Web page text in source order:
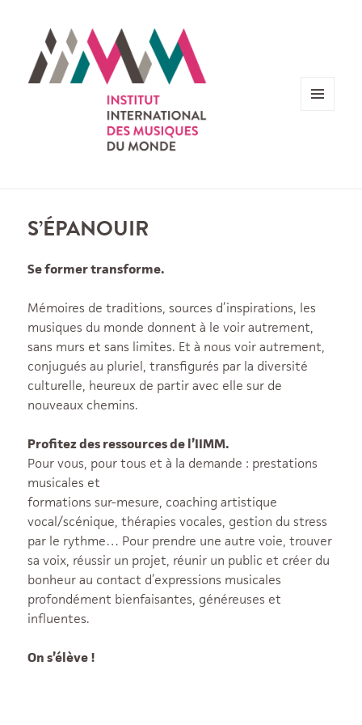
S’ÉPANOUIR
Se former transforme.
Mémoires de traditions, sources d’inspirations, les
musiques du monde donnent à le voir autrement,
sans murs et sans limites. Et à nous voir autrement,
conjugués au pluriel, transfigurés par la diversité
culturelle, heureux de partir avec elle sur de
nouveaux chemins.
Profitez des ressources de l’IIMM.
Pour vous, pour tous et à la demande : prestations
musicales et
formations sur-mesure, coaching artistique
vocal/scénique, thérapies vocales, gestion du stress
par le rythme… Pour prendre une autre voie, trouver
sa voix, réussir un projet, réunir un public et créer du
bonheur au contact d’expressions musicales
profondément bienfaisantes, généreuses et
influentes.
On s’élève !